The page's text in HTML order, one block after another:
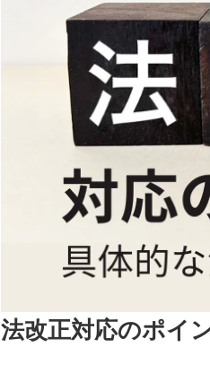
法改正対応のポイ